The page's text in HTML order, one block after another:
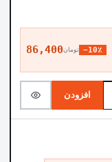
86,400تومان −10٪
افزودن